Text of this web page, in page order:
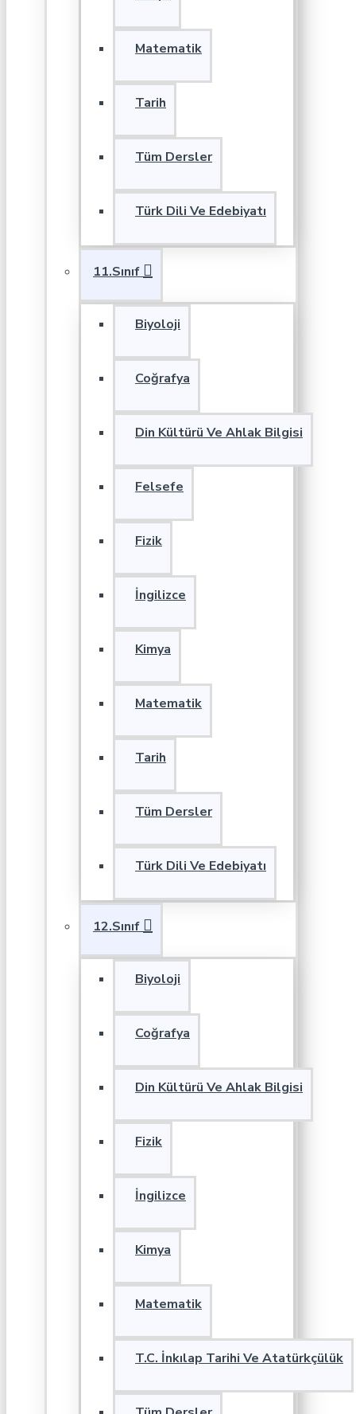
Matematik
Tarih
Tüm Dersler
Türk Dili Ve Edebiyatı
11.Sınıf
Biyoloji
Coğrafya
Din Kültürü Ve Ahlak Bilgisi
Felsefe
Fizik
İngilizce
Kimya
Matematik
Tarih
Tüm Dersler
Türk Dili Ve Edebiyatı
12.Sınıf
Biyoloji
Coğrafya
Din Kültürü Ve Ahlak Bilgisi
Fizik
İngilizce
Kimya
Matematik
T.C. İnkılap Tarihi Ve Atatürkçülük